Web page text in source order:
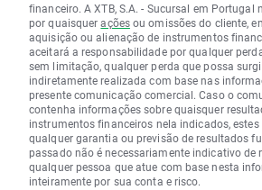
financeiro. A XTB, S.A. - Sucursal em Portugal
por quaisqueraçõesou omissões do cliente,
aquisição ou alienação de instrumentos
aceitará a responsabilidade por qualquer
sem limitação, qualquer perda que possa
indiretamente realizada com base nas
presente comunicação comercial. Caso o
contenha informações sobre quaisquer
instrumentos financeiros nela indicados,
qualquer garantia ou previsão de resultados
passado não é necessariamente indicativo de
qualquer pessoa que atue com base nesta
inteiramente por sua conta e risco.